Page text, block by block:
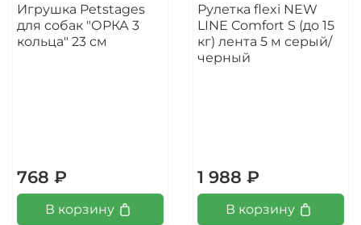
Игрушка Petstages
для собак "ОРКА 3
кольца" 23 см
768 ₽
В корзину
Рулетка flexi NEW
LINE Comfort S (до 15
кг) лента 5 м серый/
черный
1 988 ₽
В корзину